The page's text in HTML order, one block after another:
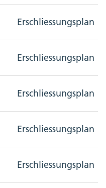
Erschliessungsplan
Erschliessungsplan
Erschliessungsplan
Erschliessungsplan
Erschliessungsplan